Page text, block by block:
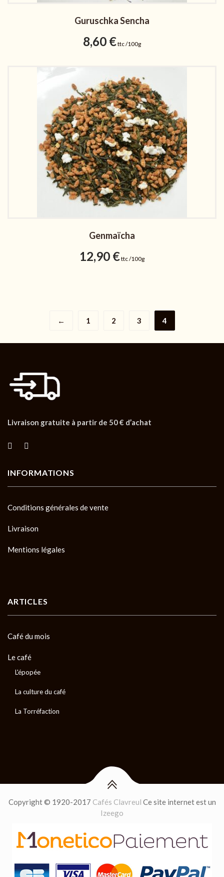
Guruschka Sencha
8,60 €ttc /100g
Genmaïcha
12,90 €ttc /100g
← 1 2 3 4
Livraison gratuite à partir de 50 € d’achat
INFORMATIONS
Conditions générales de vente
Livraison
Mentions légales
ARTICLES
Café du mois
Le café
L'épopée
La culture du café
La Torréfaction
Copyright © 1920-2017 Cafés Clavreul Ce site internet est un
Izeego